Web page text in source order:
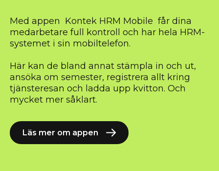
Med appen Kontek HRM Mobile får dina
medarbetare full kontroll och har hela HRM-
systemet i sin mobiltelefon.
Här kan de bland annat stämpla in och ut,
ansöka om semester, registrera allt kring
tjänsteresan och ladda upp kvitton. Och
mycket mer såklart.
Läs mer om appen